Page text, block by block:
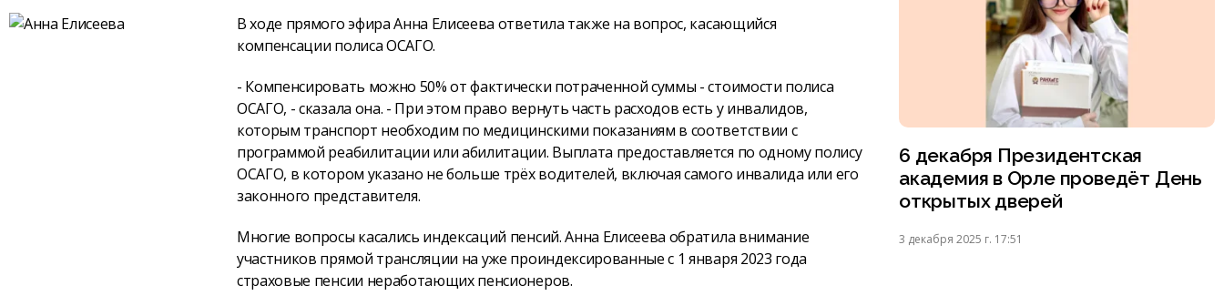
В ходе прямого эфира Анна Елисеева ответила также на вопрос, касающийся
компенсации полиса ОСАГО.
- Компенсировать можно 50% от фактически потраченной суммы - стоимости полиса
ОСАГО, - сказала она. - При этом право вернуть часть расходов есть у инвалидов,
которым транспорт необходим по медицинскими показаниям в соответствии с
программой реабилитации или абилитации. Выплата предоставляется по одному полису
ОСАГО, в котором указано не больше трёх водителей, включая самого инвалида или его
законного представителя.
Многие вопросы касались индексаций пенсий. Анна Елисеева обратила внимание
участников прямой трансляции на уже проиндексированные с 1 января 2023 года
страховые пенсии неработающих пенсионеров.
6 декабря Президентская
академия в Орле проведёт День
открытых дверей
3 декабря 2025 г. 17:51